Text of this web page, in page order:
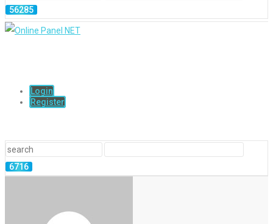
Login
Register